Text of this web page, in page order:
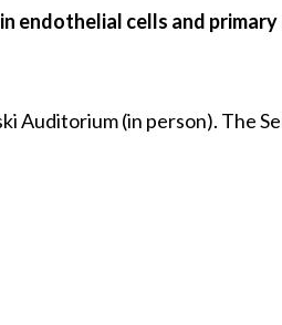
endothelial cells and
Auditorium (in person). The